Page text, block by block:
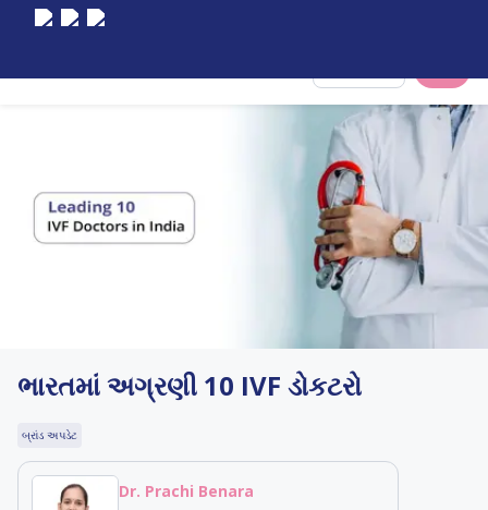
ભારતમાં અગ્રણી 10 IVF ડોકટરો
બ્રાંડ અપડેટ
Dr. Prachi Benara